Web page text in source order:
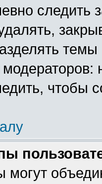
следить
чтобы
могут